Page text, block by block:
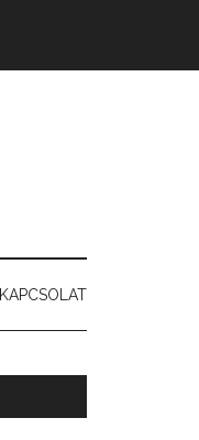
KAPCSOLAT